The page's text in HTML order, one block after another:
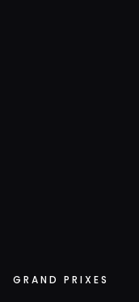
GRAND PRIXES